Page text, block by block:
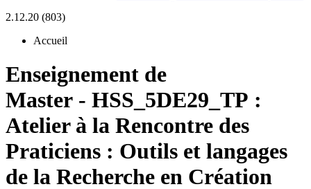
2.12.20 (803)
Accueil
Enseignement de
Master - HSS_5DE29_TP :
Atelier à la Rencontre des
Praticiens : Outils et langages
de la Recherche en Création